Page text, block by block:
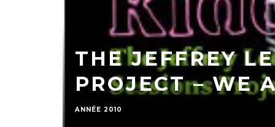
THE JEFFREY
PROJECT – WE
ANNÉE 2010